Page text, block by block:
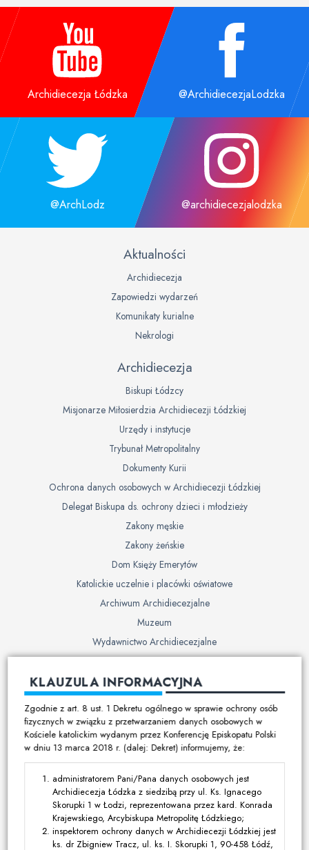
Archidiecezja Łódzka @ArchidiecezjaLodzka
@ArchLodz @archidiecezjalodzka
Aktualności
Archidiecezja
Zapowiedzi wydarzeń
Komunikaty kurialne
Nekrologi
Archidiecezja
Biskupi Łódzcy
Misjonarze Miłosierdzia Archidiecezji Łódzkiej
Urzędy i instytucje
Trybunał Metropolitalny
Dokumenty Kurii
Ochrona danych osobowych w Archidiecezji Łódzkiej
Delegat Biskupa ds. ochrony dzieci i młodzieży
Zakony męskie
Zakony żeńskie
Dom Księży Emerytów
Katolickie uczelnie i placówki oświatowe
Archiwum Archidiecezjalne
Muzeum
Wydawnictwo Archidiecezjalne
Cmentarze
Duszpasterstwo
Program duszpasterski
Kalendarz pracy duszpasterskiej
Duszpasterstwo specjalistyczne
Ruchy i stowarzyszenia
Multimedia
Filmy
KLAUZULA INFORMACYJNA
Zgodnie z art. 8 ust. 1 Dekretu ogólnego w sprawie ochrony osób
fizycznych w związku z przetwarzaniem danych osobowych w
Kościele katolickim wydanym przez Konferencję Episkopatu Polski
w dniu 13 marca 2018 r. (dalej: Dekret) informujemy, że:
administratorem Pani/Pana danych osobowych jest
Archidiecezja Łódzka z siedzibą przy ul. Ks. Ignacego
Skorupki 1 w Łodzi, reprezentowana przez kard. Konrada
Krajewskiego, Arcybiskupa Metropolitę Łódzkiego;
inspektorem ochrony danych w Archidiecezji Łódzkiej jest
ks. dr Zbigniew Tracz, ul. ks. I. Skorupki 1, 90-458 Łódź,